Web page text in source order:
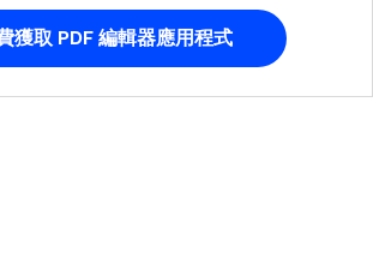
- 全能PDF編輯器
下載
獲取 PDF 編輯器應用程式